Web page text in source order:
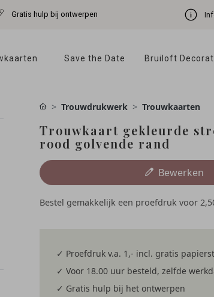
Gratis hulp bij ontwerpen
Save the Date
Trouwdrukwerk Trouwkaarten
Trouwkaart gekleurde
rood golvende rand
Bewerken
Bestel gemakkelijk een proefdruk voor
✓ Proefdruk v.a. 1,- incl. gratis
✓ Voor 18.00 uur besteld, zelfde
✓ Gratis hulp bij het ontwerpen